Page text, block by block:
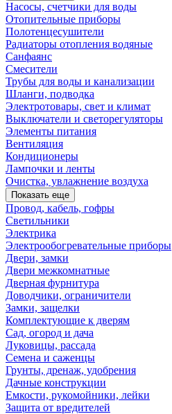
Насосы, счетчики для воды
Отопительные приборы
Полотенцесушители
Радиаторы отопления водяные
Санфаянс
Смесители
Трубы для воды и канализации
Шланги, подводка
Электротовары, свет и климат
Выключатели и светорегуляторы
Элементы питания
Вентиляция
Кондиционеры
Лампочки и ленты
Очистка, увлажнение воздуха
Показать еще
Провод, кабель, гофры
Светильники
Электрика
Электрообогревательные приборы
Двери, замки
Двери межкомнатные
Дверная фурнитура
Доводчики, ограничители
Замки, защелки
Комплектующие к дверям
Сад, огород и дача
Луковицы, рассада
Семена и саженцы
Грунты, дренаж, удобрения
Дачные конструкции
Емкости, рукомойники, лейки
Защита от вредителей